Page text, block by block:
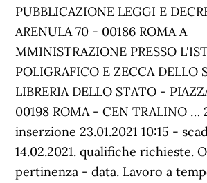
PUBBLICAZIONE LEGGI E
ARENULA 70 - 00186 ROMA A
MMINISTRAZIONE PRESSO
POLIGRAFICO E ZECCA DELLO
LIBRERIA DELLO STATO -
00198 ROMA - CEN TRALINO …
inserzione 23.01.2021 10:15 -
14.02.2021. qualifiche richieste.
pertinenza - data. Lavoro a